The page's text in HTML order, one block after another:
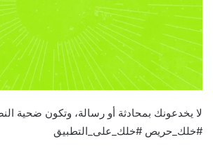
لا يخدعونك بمحادثة أو رسالة، وتكون ضحية
#خلك_حريص #خلك_على_التطبيق